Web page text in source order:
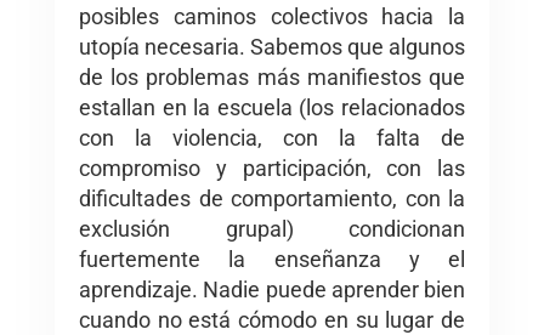
posibles caminos colectivos hacia la
utopía necesaria. Sabemos que algunos
de los problemas más manifiestos que
estallan en la escuela (los relacionados
con la violencia, con la falta de
compromiso y participación, con las
dificultades de comportamiento, con la
exclusión grupal) condicionan
fuertemente la enseñanza y el
aprendizaje. Nadie puede aprender bien
cuando no está cómodo en su lugar de